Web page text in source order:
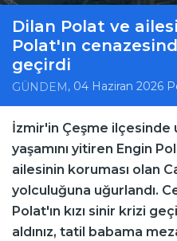
Dilan Polat ve
Polat'ın
geçirdi
GÜNDEM , 04 Haziran 2026
İzmir'in Çeşme ilçesinde
yaşamını yitiren Engin
ailesinin koruması olan
yolculuğuna uğurlandı.
Polat'ın kızı sinir krizi
aldınız, tatil babama